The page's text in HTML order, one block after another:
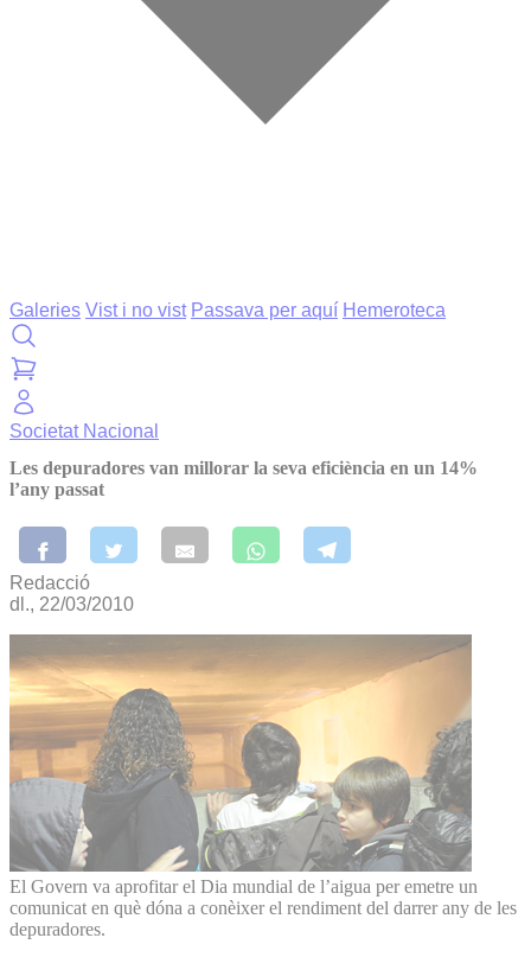
Galeries Vist i no vist Passava per aquí Hemeroteca
Societat Nacional
Les depuradores van millorar la seva eficiència en un 14%
l’any passat
Redacció
dl., 22/03/2010
El Govern va aprofitar el Dia mundial de l’aigua per emetre un
comunicat en què dóna a conèixer el rendiment del darrer any de les
depuradores.